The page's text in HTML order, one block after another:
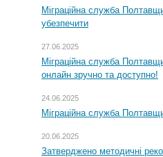
Міграційна служба
убезпечити
27.06.2025
Міграційна служба
онлайн зручно та доступно!
24.06.2025
Міграційна служба
20.06.2025
Затверджено методичні